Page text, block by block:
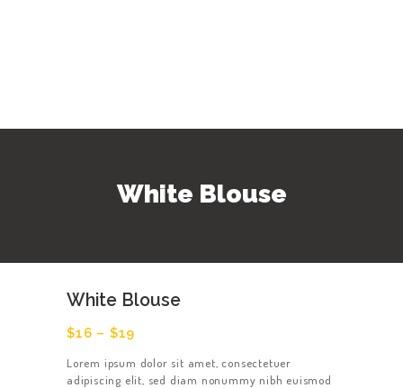
White Blouse
White Blouse
$16 – $19
Lorem ipsum dolor sit amet, consectetuer
adipiscing elit, sed diam nonummy nibh euismod